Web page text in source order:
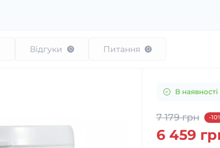
Відгуки 0 Питання 0
В наявності
7 179 грн -
6 459